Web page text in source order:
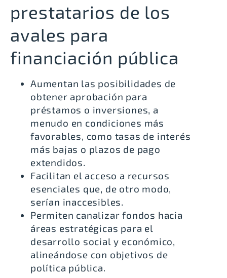
prestatarios de los
avales para
financiación pública
Aumentan las posibilidades de
obtener aprobación para
préstamos o inversiones, a
menudo en condiciones más
favorables, como tasas de interés
más bajas o plazos de pago
extendidos.
Facilitan el acceso a recursos
esenciales que, de otro modo,
serían inaccesibles.
Permiten canalizar fondos hacia
áreas estratégicas para el
desarrollo social y económico,
alineándose con objetivos de
política pública.